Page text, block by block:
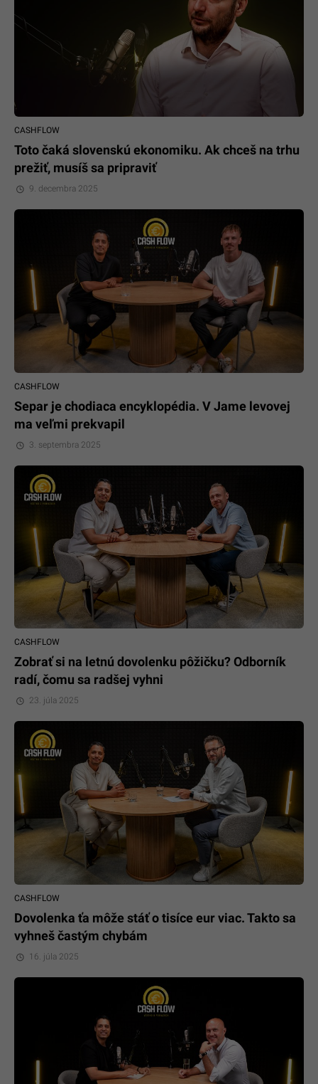
CASHFLOW
Toto čaká slovenskú ekonomiku. Ak chceš na trhu
prežiť, musíš sa pripraviť
9. decembra 2025
CASHFLOW
Separ je chodiaca encyklopédia. V Jame levovej
ma veľmi prekvapil
3. septembra 2025
CASHFLOW
Zobrať si na letnú dovolenku pôžičku? Odborník
radí, čomu sa radšej vyhni
23. júla 2025
CASHFLOW
Dovolenka ťa môže stáť o tisíce eur viac. Takto sa
vyhneš častým chybám
16. júla 2025